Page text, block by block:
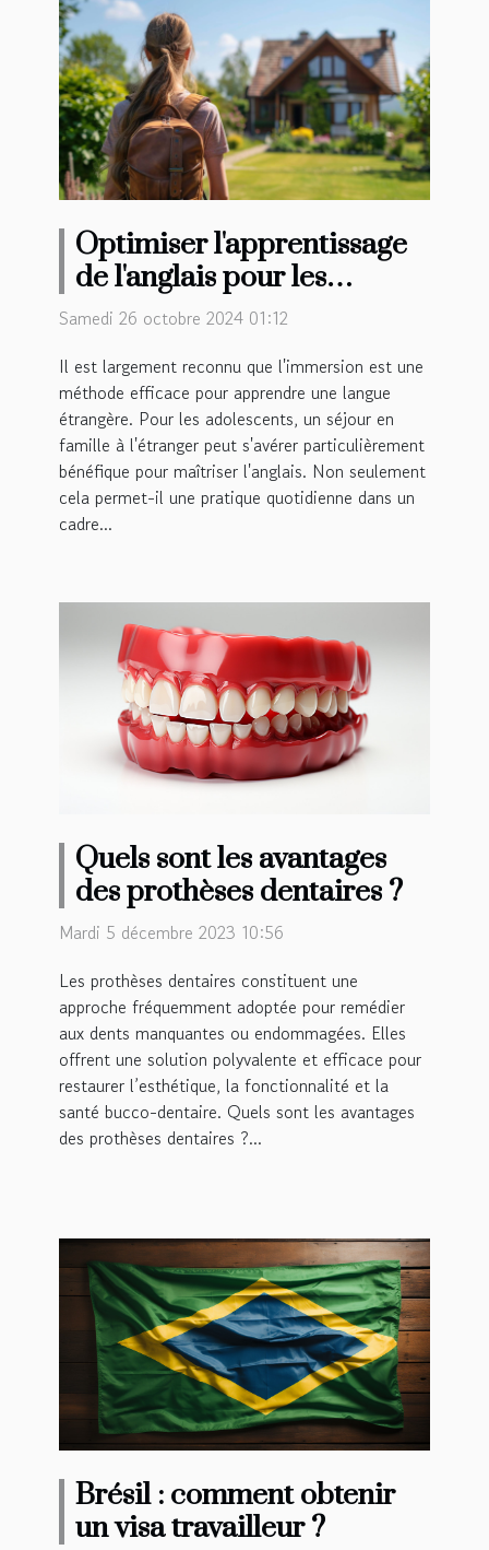
Optimiser l'apprentissage
de l'anglais pour les
adolescents avec un séjour
Samedi 26 octobre 2024 01:12
Il est largement reconnu que l'immersion est une
méthode efficace pour apprendre une langue
étrangère. Pour les adolescents, un séjour en
famille à l'étranger peut s'avérer particulièrement
bénéfique pour maîtriser l'anglais. Non seulement
cela permet-il une pratique quotidienne dans un
cadre...
Quels sont les avantages
des prothèses dentaires ?
Mardi 5 décembre 2023 10:56
Les prothèses dentaires constituent une
approche fréquemment adoptée pour remédier
aux dents manquantes ou endommagées. Elles
offrent une solution polyvalente et efficace pour
restaurer l’esthétique, la fonctionnalité et la
santé bucco-dentaire. Quels sont les avantages
des prothèses dentaires ?...
Brésil : comment obtenir
un visa travailleur ?